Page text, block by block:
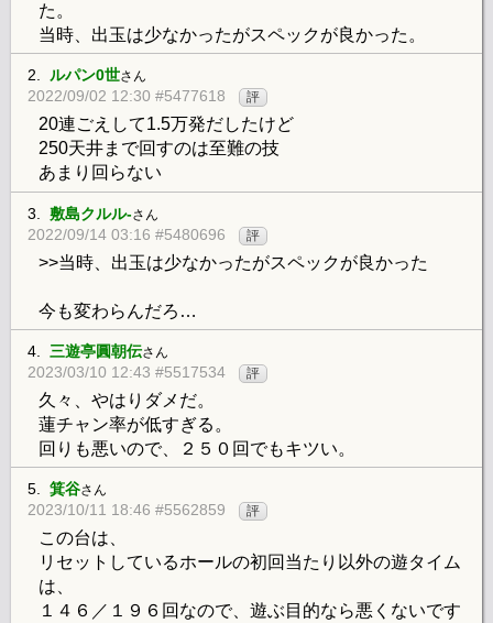
た。
当時、出玉は少なかったがスペックが良かった。
2. ルパン0世さん
2022/09/02 12:30 #5477618 評
20連ごえして1.5万発だしたけど
250天井まで回すのは至難の技
あまり回らない
3. 敷島クルル-さん
2022/09/14 03:16 #5480696 評
>>当時、出玉は少なかったがスペックが良かった
今も変わらんだろ…
4. 三遊亭圓朝伝さん
2023/03/10 12:43 #5517534 評
久々、やはりダメだ。
蓮チャン率が低すぎる。
回りも悪いので、２５０回でもキツい。
5. 箕谷さん
2023/10/11 18:46 #5562859 評
この台は、
リセットしているホールの初回当たり以外の遊タイム
は、
１４６／１９６回なので、遊ぶ目的なら悪くないです